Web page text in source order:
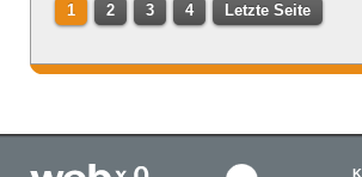
1 2 3 4 Letzte Seite